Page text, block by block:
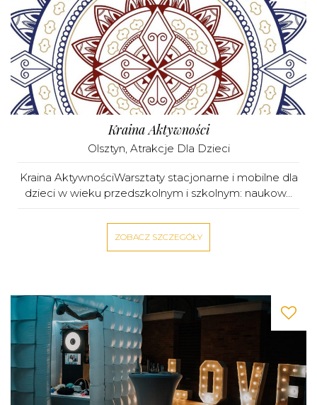
Kraina Aktywności
Olsztyn Atrakcje Dla Dzieci
Kraina AktywnościWarsztaty stacjonarne i mobilne dla
dzieci w wieku przedszkolnym i szkolnym: naukow...
ZOBACZ SZCZEGÓŁY